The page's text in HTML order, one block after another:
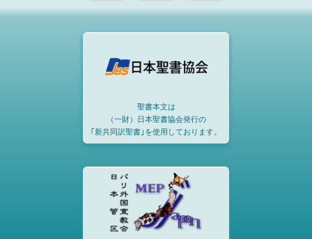
聖書本文は
（一財）日本聖書協会発行の
｢新共同訳聖書｣を使用しております。